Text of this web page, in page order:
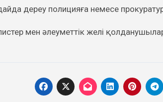
дереу полицияға немесе
мен әлеуметтік желі